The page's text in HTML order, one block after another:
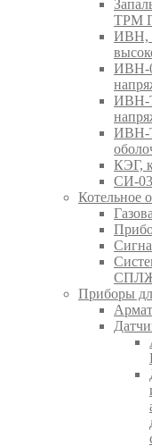
ТРМ
ИВН,
ИВН-
ИВН-
ИВН-
КЭГ,
СИ-
Котельное
Приборы